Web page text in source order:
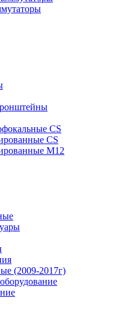
CS
CS
М12
(2009-2017г)